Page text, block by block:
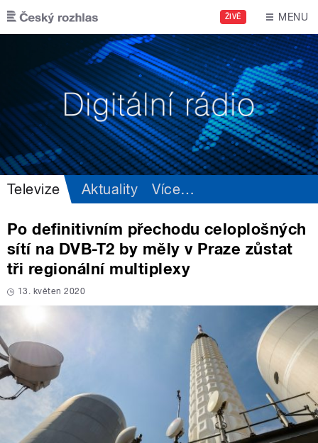
Přejít k hlavnímu obsahu
ŽIVĚ MENU
Televize Aktuality Více…
Po definitivním přechodu celoplošných
sítí na DVB-T2 by měly v Praze zůstat
tři regionální multiplexy
13. květen 2020